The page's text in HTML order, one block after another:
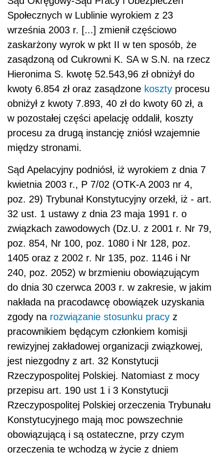
Społecznych w Lublinie wyrokiem z 23
września 2003 r. [...] zmienił częściowo
zaskarżony wyrok w pkt II w ten sposób, że
zasądzoną od Cukrowni K. SA w S.N. na rzecz
Hieronima S. kwotę 52.543,96 zł obniżył do
kwoty 6.854 zł oraz zasądzone koszty procesu
obniżył z kwoty 7.893, 40 zł do kwoty 60 zł, a
w pozostałej części apelację oddalił, koszty
procesu za drugą instancję zniósł wzajemnie
między stronami.
Sąd Apelacyjny podniósł, iż wyrokiem z dnia 7
kwietnia 2003 r., P 7/02 (OTK-A 2003 nr 4,
poz. 29) Trybunał Konstytucyjny orzekł, iż - art.
32 ust. 1 ustawy z dnia 23 maja 1991 r. o
związkach zawodowych (Dz.U. z 2001 r. Nr 79,
poz. 854, Nr 100, poz. 1080 i Nr 128, poz.
1405 oraz z 2002 r. Nr 135, poz. 1146 i Nr
240, poz. 2052) w brzmieniu obowiązującym
do dnia 30 czerwca 2003 r. w zakresie, w jakim
nakłada na pracodawcę obowiązek uzyskania
zgody na rozwiązanie stosunku pracy z
pracownikiem będącym członkiem komisji
rewizyjnej zakładowej organizacji związkowej,
jest niezgodny z art. 32 Konstytucji
Rzeczypospolitej Polskiej. Natomiast z mocy
przepisu art. 190 ust 1 i 3 Konstytucji
Rzeczypospolitej Polskiej orzeczenia Trybunału
Konstytucyjnego mają moc powszechnie
obowiązującą i są ostateczne, przy czym
orzeczenia te wchodzą w życie z dniem